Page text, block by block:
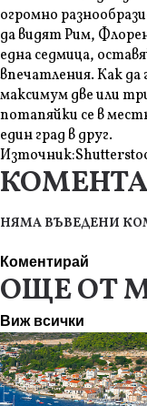
огромно
да видят Рим,
една седмица,
впечатления. Как да
максимум две или
потапяйки се в
един град в друг.
Източник:
НЯМА ВЪВЕДЕНИ
Коментирай
ОЩЕ ОТ
Виж всички